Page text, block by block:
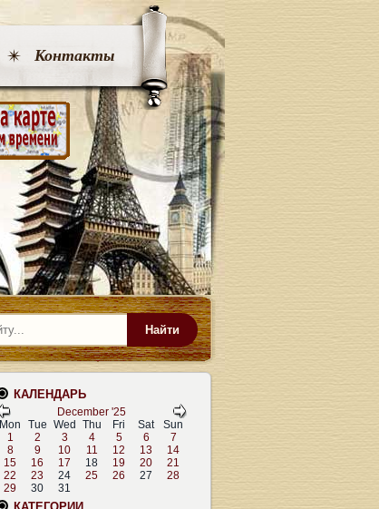
Контакты
Найти
КАЛЕНДАРЬ
December '25
Mon
Tue Wed Thu Fri Sat
Sun
1
2 3 4 5 6
7
8
9 10 11 12 13
14
15
16 17 18 19 20
21
22
23 24 25 26 27
28
29
30 31